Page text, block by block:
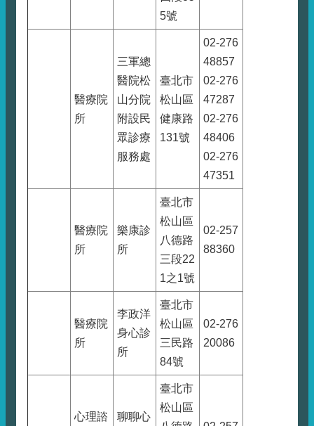
5號
醫療院
所
三軍總
醫院松
山分院
附設民
眾診療
服務處
臺北市
松山區
健康路
131號
02-276
48857
02-276
47287
02-276
48406
02-276
47351
醫療院
所
樂康診
所
臺北市
松山區
八德路
三段22
1之1號
02-257
88360
醫療院
所
李政洋
身心診
所
臺北市
松山區
三民路
84號
02-276
20086
心理諮
聊聊心
臺北市
松山區